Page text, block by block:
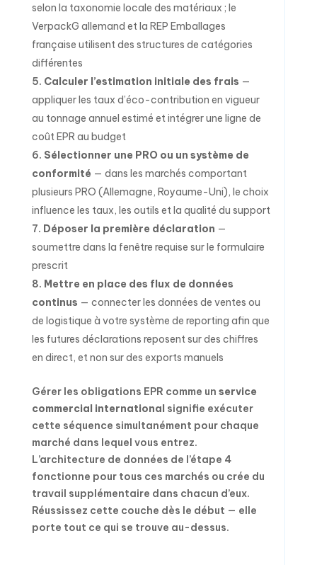
selon la taxonomie locale des matériaux ; le
VerpackG allemand et la REP Emballages
française utilisent des structures de catégories
différentes
Calculer l’estimation initiale des frais —
appliquer les taux d’éco-contribution en vigueur
au tonnage annuel estimé et intégrer une ligne de
coût EPR au budget
Sélectionner une PRO ou un système de
conformité — dans les marchés comportant
plusieurs PRO (Allemagne, Royaume-Uni), le choix
influence les taux, les outils et la qualité du support
Déposer la première déclaration —
soumettre dans la fenêtre requise sur le formulaire
prescrit
Mettre en place des flux de données
continus — connecter les données de ventes ou
de logistique à votre système de reporting afin que
les futures déclarations reposent sur des chiffres
en direct, et non sur des exports manuels
Gérer les obligations EPR comme un service
commercial international signifie exécuter
cette séquence simultanément pour chaque
marché dans lequel vous entrez.
L’architecture de données de l’étape 4
fonctionne pour tous ces marchés ou crée du
travail supplémentaire dans chacun d’eux.
Réussissez cette couche dès le début — elle
porte tout ce qui se trouve au-dessus.